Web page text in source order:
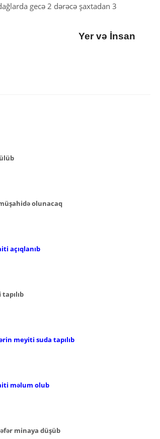
gecə 2 dərəcə şaxtadan 3
Yer və İnsan
olunacaq
açıqlanıb
meyiti suda tapılıb
məlum olub
minaya düşüb